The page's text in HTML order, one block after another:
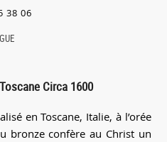
38 06
Circa 1600
en Toscane, Italie, à l’orée
bronze confère au Christ un